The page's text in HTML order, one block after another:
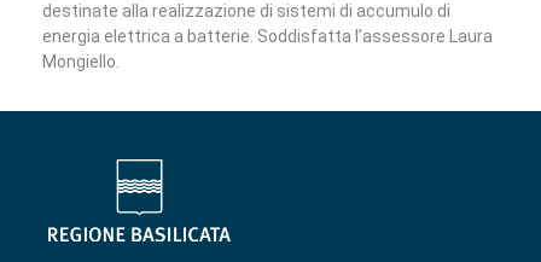
destinate alla realizzazione di sistemi di accumulo di
energia elettrica a batterie. Soddisfatta l’assessore Laura
Mongiello.